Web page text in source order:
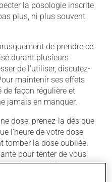
la posologie inscrite
plus, ni plus souvent
de prendre ce
durant plusieurs
de l'utiliser, discutez-
maintenir ses effets
de façon régulière et
jamais en manquer.
dose, prenez-la dès que
l'heure de votre dose
tomber la dose oubliée.
pour tenter de vous
ce médicament
: la prise avec de la